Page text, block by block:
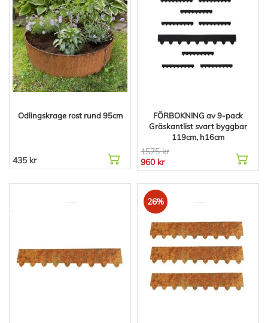
Odlingskrage rost rund 95cm
435 kr
FÖRBOKNING av 9-pack
Gräskantlist svart byggbar
119cm, h16cm
1575 kr
960 kr
26%